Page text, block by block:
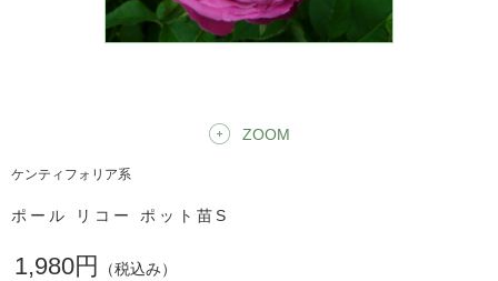
ZOOM
ケンティフォリア系
ポール リコー ポット苗S
1,980円
（税込み）